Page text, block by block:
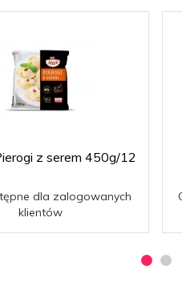
z serem 450g/12
dla zalogowanych
klientów